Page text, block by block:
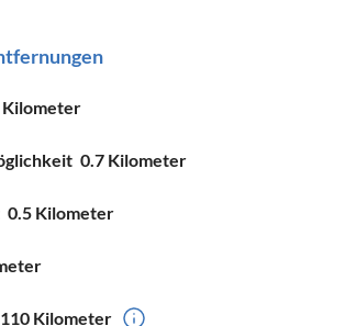
Kilometer
0.7 Kilometer
0.5 Kilometer
110 Kilometer